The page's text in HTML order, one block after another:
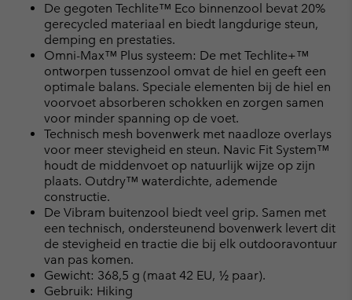
De gegoten Techlite™ Eco binnenzool bevat 20%
gerecycled materiaal en biedt langdurige steun,
demping en prestaties.
Omni-Max™ Plus systeem: De met Techlite+™
ontworpen tussenzool omvat de hiel en geeft een
optimale balans. Speciale elementen bij de hiel en
voorvoet absorberen schokken en zorgen samen
voor minder spanning op de voet.
Technisch mesh bovenwerk met naadloze overlays
voor meer stevigheid en steun. Navic Fit System™
houdt de middenvoet op natuurlijk wijze op zijn
plaats. Outdry™ waterdichte, ademende
constructie.
De Vibram buitenzool biedt veel grip. Samen met
een technisch, ondersteunend bovenwerk levert dit
de stevigheid en tractie die bij elk outdooravontuur
van pas komen.
Gewicht: 368,5 g (maat 42 EU, ½ paar).
Gebruik: Hiking